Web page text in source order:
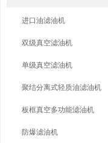
进口油滤油机
双级真空滤油机
单级真空滤油机
聚结分离式轻质油滤油机
板框真空多功能滤油机
防爆滤油机